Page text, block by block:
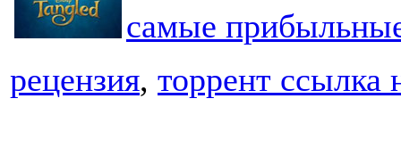
самые
рецензия, торрент ссылка